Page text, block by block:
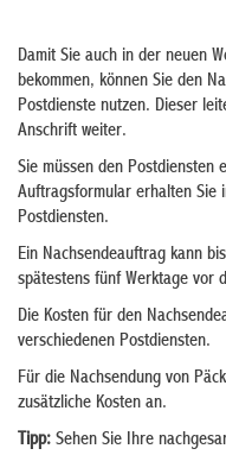
Damit Sie auch in der neuen
bekommen, können Sie den
Postdienste nutzen. Dieser
Anschrift weiter.
Sie müssen den Postdiensten
Auftragsformular erhalten Sie
Postdiensten.
Ein Nachsendeauftrag kann
spätestens fünf Werktage vor
Die Kosten für den
verschiedenen Postdiensten.
Für die Nachsendung von
zusätzliche Kosten an.
Tipp: Sehen Sie Ihre